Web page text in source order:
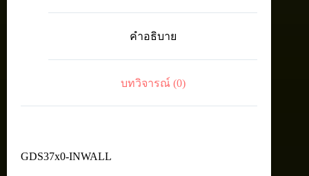
Mounting
คำอธิบาย
บทวิจารณ์ (0)
GDS37x0-INWALL